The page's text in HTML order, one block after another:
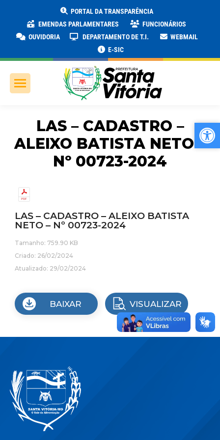
PORTAL DA TRANSPARÊNCIA
EMENDAS PARLAMENTARES
FUNCIONÁRIOS
OUVIDORIA
DEPARTAMENTO DE T.I.
WEBMAIL
E-SIC
LAS – CADASTRO –
ALEIXO BATISTA NETO –
Nº 00723-2024
LAS – CADASTRO – ALEIXO BATISTA
NETO – Nº 00723-2024
Tamanho: 759.90 KB
Criado: 26/02/2024
Atualizado: 29/02/2024
BAIXAR VISUALIZAR